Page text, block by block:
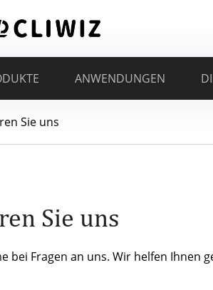
ANWENDUNGEN
Sie uns
Sie uns
bei Fragen an uns. Wir helfen Ihnen